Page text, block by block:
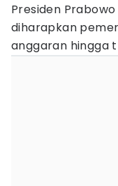
Presiden
diharapkan
anggaran hingga